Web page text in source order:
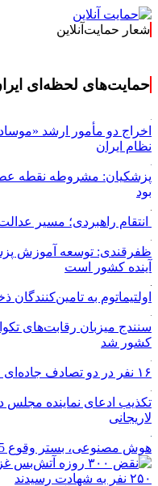
شعار حمایت‌آنلاین
حمایت‌های لحظه‌ای
اخراج دو مأمور ارشد
نظام ایران
پزشکیان: مشروطه نقطه
بود
انتقام راهبردی؛ مسیر
ظفرقندی: توسعه آموزش
آینده کشور است
اولتیماتوم به تامین‌کنندگان
سنندج میزبان رقابت‌های
کشور شد
۱۶ نفر در دو تصادف جاده‌ای محورهای ساوه مصدوم شدند
تکذیب ادعای نماینده مجلس
لاریجانی
هوش مصنوعی، بستر وقوع 55درصد جرایم سایبری آفریقاست